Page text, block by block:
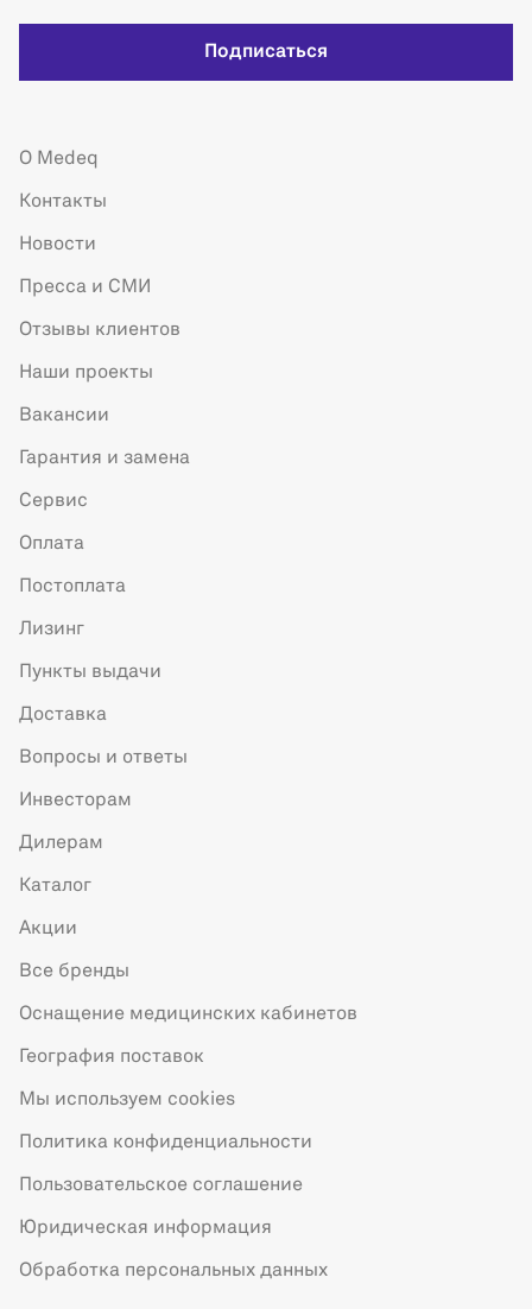
Подписаться
О Medeq
Контакты
Новости
Пресса и СМИ
Отзывы клиентов
Наши проекты
Вакансии
Гарантия и замена
Сервис
Оплата
Постоплата
Лизинг
Пункты выдачи
Доставка
Вопросы и ответы
Инвесторам
Дилерам
Каталог
Акции
Все бренды
Оснащение медицинских кабинетов
География поставок
Мы используем cookies
Политика конфиденциальности
Пользовательское соглашение
Юридическая информация
Обработка персональных данных